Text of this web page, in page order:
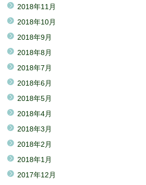
2018年11月
2018年10月
2018年9月
2018年8月
2018年7月
2018年6月
2018年5月
2018年4月
2018年3月
2018年2月
2018年1月
2017年12月